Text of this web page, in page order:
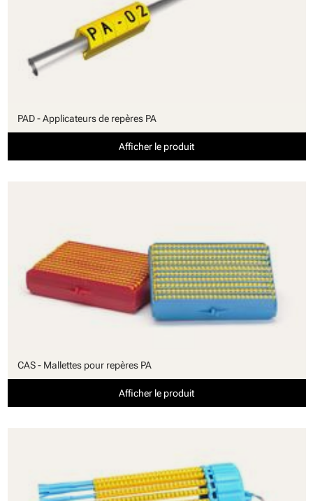
PAD - Applicateurs de repères PA
Afficher le produit
CAS - Mallettes pour repères PA
Afficher le produit